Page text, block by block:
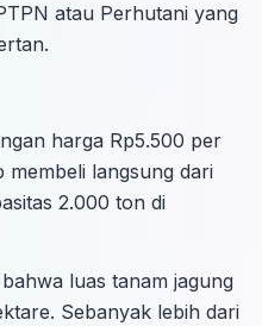
atau Perhutani yang
harga Rp5.500 per
langsung dari
2.000 ton di
luas tanam jagung
Sebanyak lebih dari